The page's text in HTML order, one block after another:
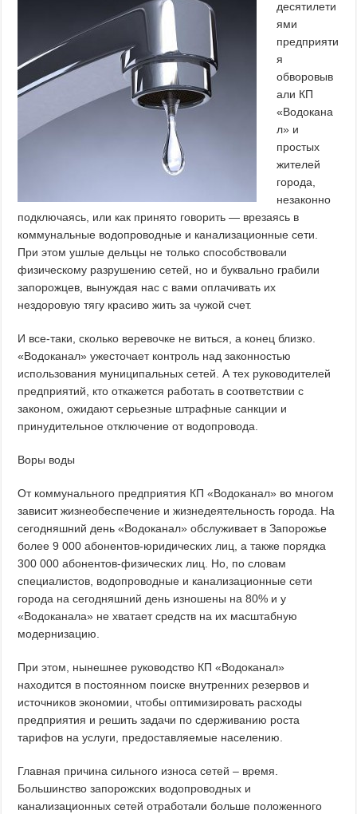
десятилети
ями
предприяти
я
обворовыв
али КП
«Водокана
л» и
простых
жителей
города,
незаконно
подключаясь, или как принято говорить — врезаясь в
коммунальные водопроводные и канализационные сети.
При этом ушлые дельцы не только способствовали
физическому разрушению сетей, но и буквально грабили
запорожцев, вынуждая нас с вами оплачивать их
нездоровую тягу красиво жить за чужой счет.
И все-таки, сколько веревочке не виться, а конец близко.
«Водоканал» ужесточает контроль над законностью
использования муниципальных сетей. А тех руководителей
предприятий, кто откажется работать в соответствии с
законом, ожидают серьезные штрафные санкции и
принудительное отключение от водопровода.
Воры воды
От коммунального предприятия КП «Водоканал» во многом
зависит жизнеобеспечение и жизнедеятельность города. На
сегодняшний день «Водоканал» обслуживает в Запорожье
более 9 000 абонентов-юридических лиц, а также порядка
300 000 абонентов-физических лиц. Но, по словам
специалистов, водопроводные и канализационные сети
города на сегодняшний день изношены на 80% и у
«Водоканала» не хватает средств на их масштабную
модернизацию.
При этом, нынешнее руководство КП «Водоканал»
находится в постоянном поиске внутренних резервов и
источников экономии, чтобы оптимизировать расходы
предприятия и решить задачи по сдерживанию роста
тарифов на услуги, предоставляемые населению.
Главная причина сильного износа сетей – время.
Большинство запорожских водопроводных и
канализационных сетей отработали больше положенного